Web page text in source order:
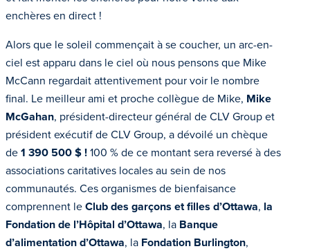
enchères en direct !
Alors que le soleil commençait à se coucher, un arc-en-
ciel est apparu dans le ciel où nous pensons que Mike
McCann regardait attentivement pour voir le nombre
final. Le meilleur ami et proche collègue de Mike, Mike
McGahan, président-directeur général de CLV Group et
président exécutif de CLV Group, a dévoilé un chèque
de1 390 500 $ !100 % de ce montant sera reversé à des
associations caritatives locales au sein de nos
communautés. Ces organismes de bienfaisance
comprennent leClub des garçons et filles d’Ottawa, la
Fondation de l’Hôpital d’Ottawa, la Banque
d’alimentation d’Ottawa, la Fondation Burlington,